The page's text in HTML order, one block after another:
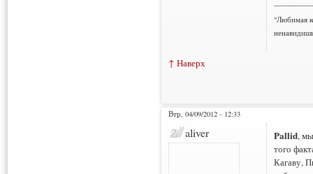
"Любимая
↑ Наверх
Втр, 04/09/2012 - 12:33
aliver Pallid,
того
Кагаву,